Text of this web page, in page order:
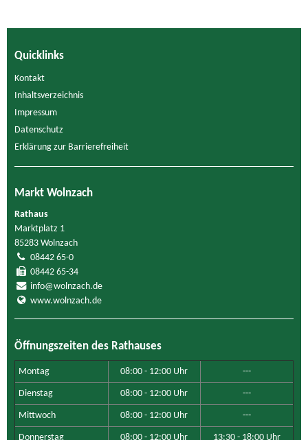
Quicklinks
Kontakt
Inhaltsverzeichnis
Impressum
Datenschutz
Erklärung zur Barrierefreiheit
Markt Wolnzach
Rathaus
Marktplatz 1
85283 Wolnzach
08442 65-0
08442 65-34
info@wolnzach.de
www.wolnzach.de
Öffnungszeiten des Rathauses
Montag 08:00 - 12:00 Uhr ---
Dienstag 08:00 - 12:00 Uhr ---
Mittwoch 08:00 - 12:00 Uhr ---
Donnerstag 08:00 - 12:00 Uhr 13:30 - 18:00 Uhr